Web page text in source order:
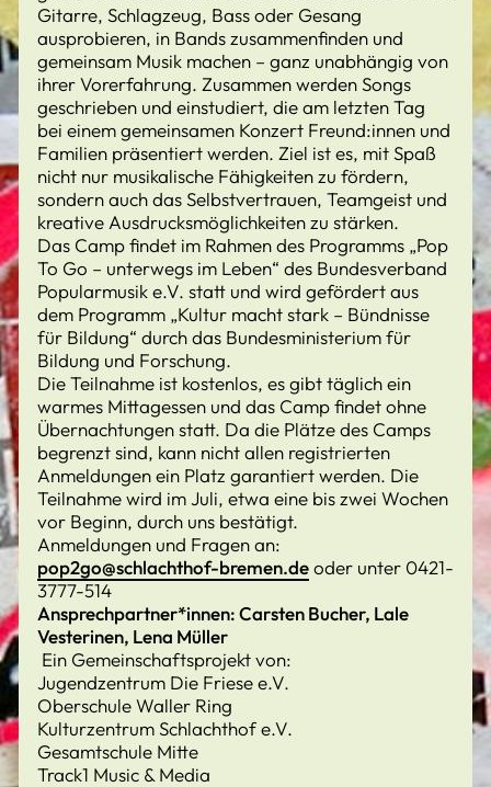
Gitarre, Schlagzeug, Bass oder Gesang
ausprobieren, in Bands zusammenfinden und
gemeinsam Musik machen – ganz unabhängig von
ihrer Vorerfahrung. Zusammen werden Songs
geschrieben und einstudiert, die am letzten Tag
bei einem gemeinsamen Konzert Freund:innen und
Familien präsentiert werden. Ziel ist es, mit Spaß
nicht nur musikalische Fähigkeiten zu fördern,
sondern auch das Selbstvertrauen, Teamgeist und
kreative Ausdrucksmöglichkeiten zu stärken.
Das Camp findet im Rahmen des Programms „Pop
To Go – unterwegs im Leben“ des Bundesverband
Popularmusik e.V. statt und wird gefördert aus
dem Programm „Kultur macht stark – Bündnisse
für Bildung“ durch das Bundesministerium für
Bildung und Forschung.
Die Teilnahme ist kostenlos, es gibt täglich ein
warmes Mittagessen und das Camp findet ohne
Übernachtungen statt. Da die Plätze des Camps
begrenzt sind, kann nicht allen registrierten
Anmeldungen ein Platz garantiert werden. Die
Teilnahme wird im Juli, etwa eine bis zwei Wochen
vor Beginn, durch uns bestätigt.
Anmeldungen und Fragen an:
pop2go@schlachthof-bremen.deoder unter 0421-
3777-514
Ansprechpartner*innen: Carsten Bucher, Lale
Vesterinen, Lena Müller
Ein Gemeinschaftsprojekt von:
Jugendzentrum Die Friese e.V.
Oberschule Waller Ring
Kulturzentrum Schlachthof e.V.
Gesamtschule Mitte
Track1 Music & Media